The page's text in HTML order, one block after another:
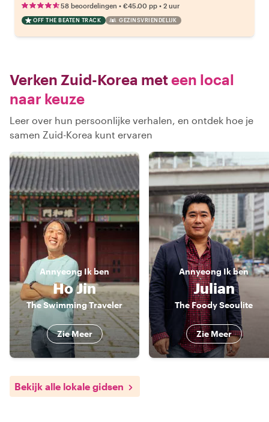
58 beoordelingen • €45.00 pp • 2 uur
OFF THE BEATEN TRACK GEZINSVRIENDELIJK
Verken Zuid-Korea meteen local
naar keuze
Leer over hun persoonlijke verhalen, en ontdek hoe je
samen Zuid-Korea kunt ervaren
Annyeong Ik ben
Ho Jin
The Swimming Traveler
Zie Meer
Annyeong Ik ben
Julian
The Foody Seoulite
Zie Meer
Bekijk alle lokale gidsen